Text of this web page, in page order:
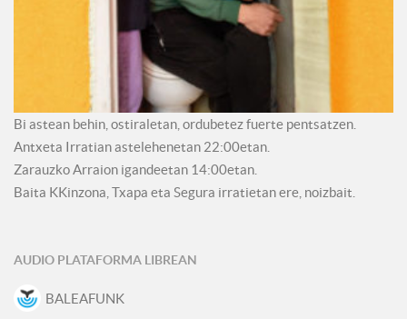
Bi astean behin, ostiraletan, ordubetez fuerte pentsatzen.
Antxeta Irratian astelehenetan 22:00etan.
Zarauzko Arraion igandeetan 14:00etan.
Baita KKinzona, Txapa eta Segura irratietan ere, noizbait.
AUDIO PLATAFORMA LIBREAN
BALEAFUNK